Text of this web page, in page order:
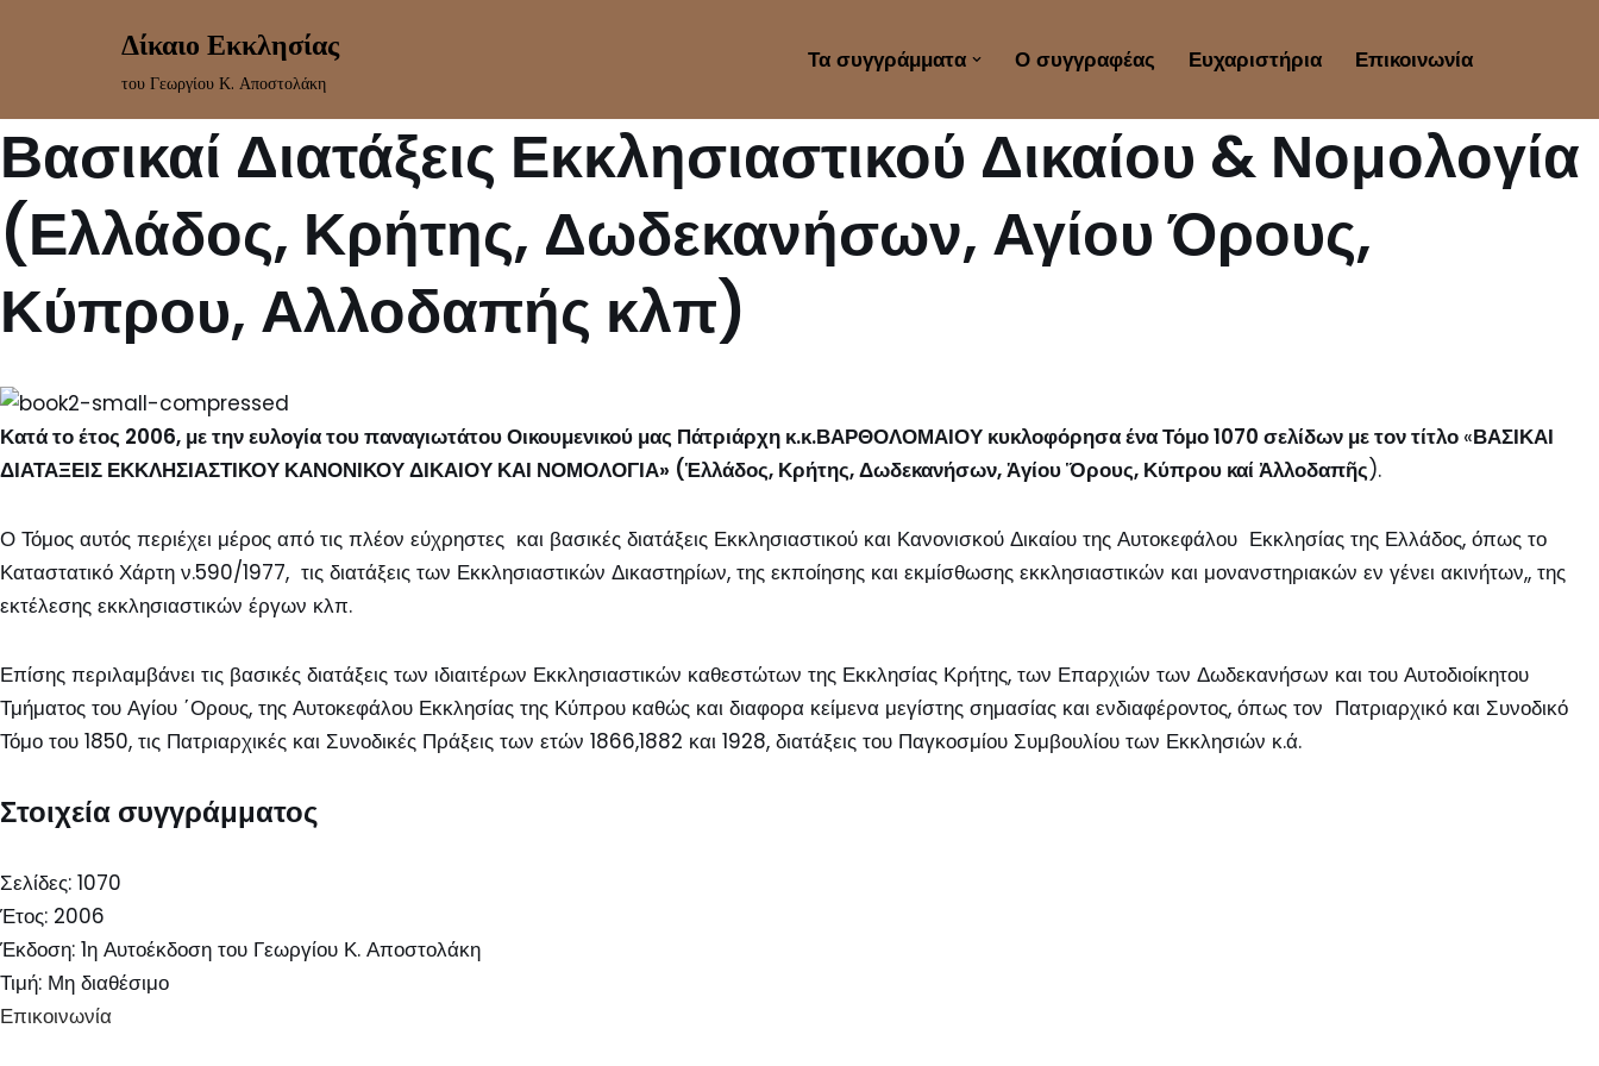
content
Δίκαιο Εκκλησίας
του Γεωργίου Κ. Αποστολάκη
Τα συγγράμματα Ο συγγραφέας Ευχαριστήρια Επικοινωνία
Βασικαί Διατάξεις Εκκλησιαστικού Δικαίου & Νομολογία
(Ελλάδος, Κρήτης, Δωδεκανήσων, Αγίου Όρους,
Κύπρου, Αλλοδαπής κλπ)
Κατά το έτος 2006, με την ευλογία του παναγιωτάτου Οικουμενικού μας Πάτριάρχη κ.κ.ΒΑΡΘΟΛΟΜΑΙΟΥ κυκλοφόρησα ένα Τόμο 1070 σελίδων με τον τίτλο «ΒΑΣΙΚΑΙ
ΔΙΑΤΑΞΕΙΣ ΕΚΚΛΗΣΙΑΣΤΙΚΟΥ ΚΑΝΟΝΙΚΟΥ ΔΙΚΑΙΟΥ ΚΑΙ ΝΟΜΟΛΟΓΙΑ» (Ἑλλάδος, Κρήτης, Δωδεκανήσων, Ἁγίου Ὅρους, Κύπρου καί Ἀλλοδαπῆς).
Ο Τόμος αυτός περιέχει μέρος από τις πλέον εύχρηστες και βασικές διατάξεις Εκκλησιαστικού και Κανονισκού Δικαίου της Αυτοκεφάλου Εκκλησίας της Ελλάδος, όπως το
Καταστατικό Χάρτη ν.590/1977, τις διατάξεις των Εκκλησιαστικών Δικαστηρίων, της εκποίησης και εκμίσθωσης εκκλησιαστικών και μονανστηριακών εν γένει ακινήτων,, της
εκτέλεσης εκκλησιαστικών έργων κλπ.
Επίσης περιλαμβάνει τις βασικές διατάξεις των ιδιαιτέρων Εκκλησιαστικών καθεστώτων της Εκκλησίας Κρήτης, των Επαρχιών των Δωδεκανήσων και του Αυτοδιοίκητου
Τμήματος του Αγίου ΄Ορους, της Αυτοκεφάλου Εκκλησίας της Κύπρου καθώς και διαφορα κείμενα μεγίστης σημασίας και ενδιαφέροντος, όπως τον Πατριαρχικό και Συνοδικό
Τόμο του 1850, τις Πατριαρχικές και Συνοδικές Πράξεις των ετών 1866,1882 και 1928, διατάξεις του Παγκοσμίου Συμβουλίου των Εκκλησιών κ.ά.
Στοιχεία συγγράμματος
Σελίδες: 1070
Έτος: 2006
Έκδοση: 1η Αυτοέκδοση του Γεωργίου Κ. Αποστολάκη
Τιμή: Μη διαθέσιμο
Επικοινωνία